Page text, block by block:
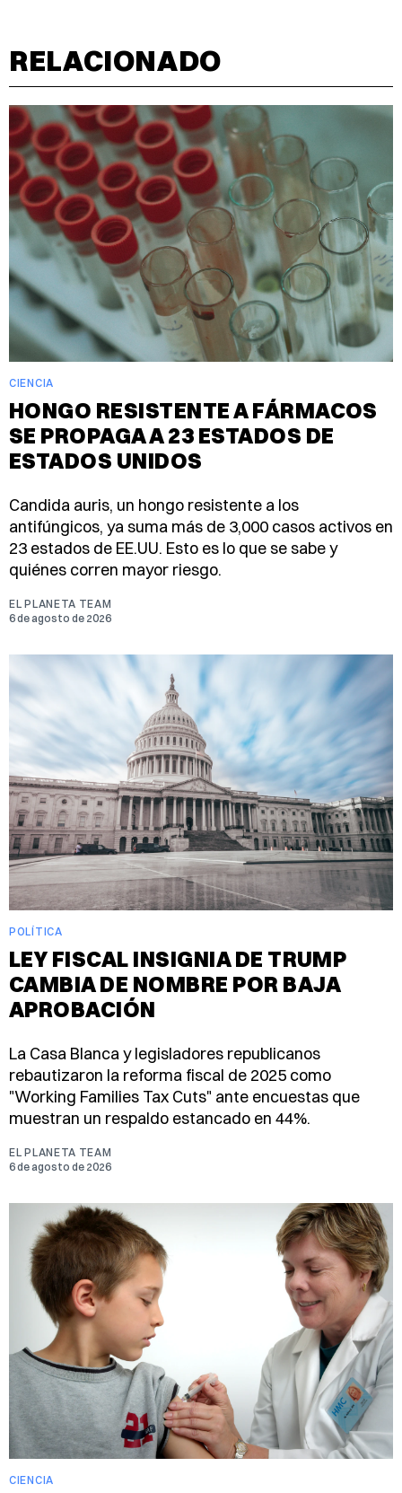
RELACIONADO
CIENCIA
HONGO RESISTENTE A FÁRMACOS
SE PROPAGA A 23 ESTADOS DE
ESTADOS UNIDOS
Candida auris, un hongo resistente a los
antifúngicos, ya suma más de 3,000 casos activos en
23 estados de EE.UU. Esto es lo que se sabe y
quiénes corren mayor riesgo.
EL PLANETA TEAM
6 de agosto de 2026
POLÍTICA
LEY FISCAL INSIGNIA DE TRUMP
CAMBIA DE NOMBRE POR BAJA
APROBACIÓN
La Casa Blanca y legisladores republicanos
rebautizaron la reforma fiscal de 2025 como
"Working Families Tax Cuts" ante encuestas que
muestran un respaldo estancado en 44%.
EL PLANETA TEAM
6 de agosto de 2026
CIENCIA